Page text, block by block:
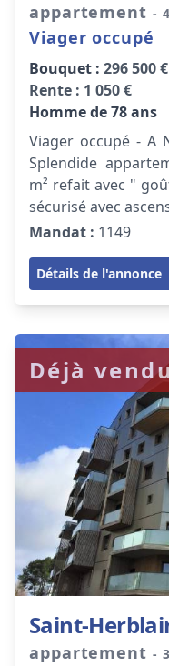
appartement -
Viager occupé
Bouquet : 296 500 €
Rente : 1 050 €
Homme de 78 ans
Viager occupé - A
Splendide
m² refait avec "
sécurisé avec
Mandat : 1149
Détails de l'annonce
Déjà
Saint-
appartement -